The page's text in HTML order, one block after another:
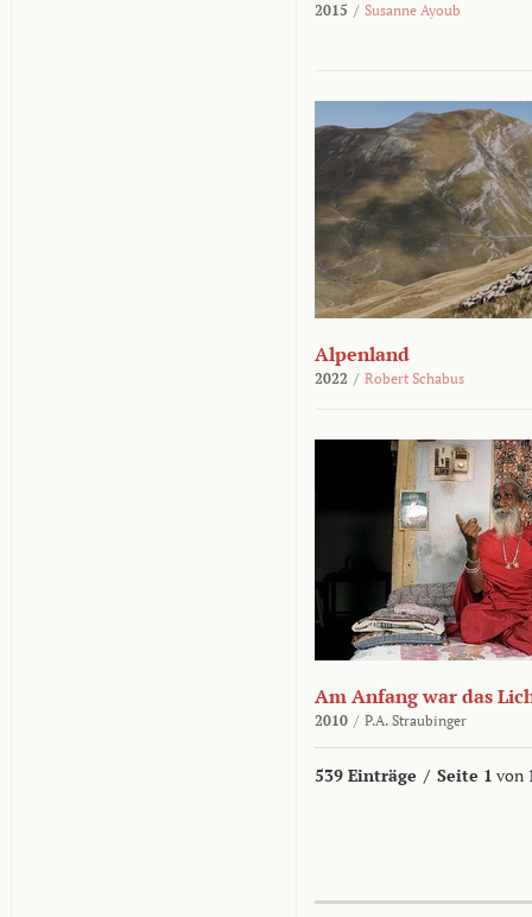
2015 / Susanne Ayoub
Alpenland
2022 / Robert Schabus
Am Anfang war das
2010 / P.A. Straubinger
539 Einträge / Seite 1 von